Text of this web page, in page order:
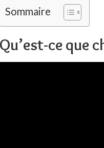
Sommaire
Qu’est-ce que